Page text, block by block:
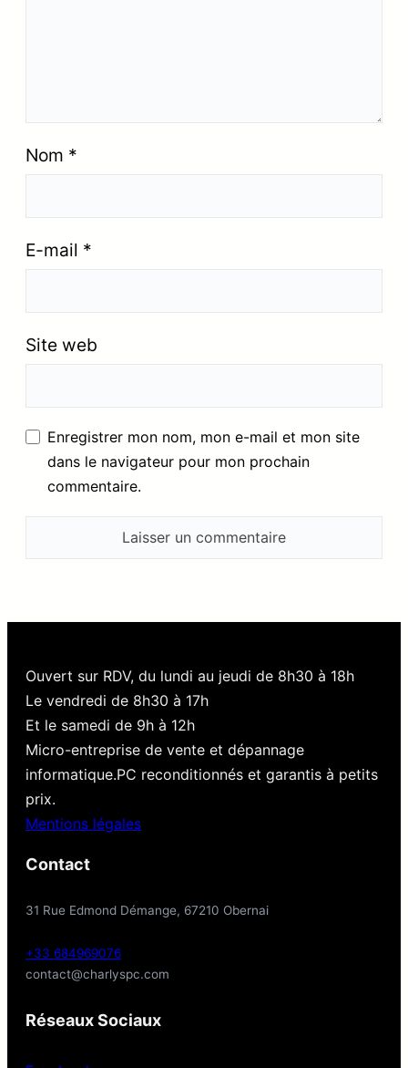
Nom *
E-mail *
Site web
Enregistrer mon nom, mon e-mail et mon site
dans le navigateur pour mon prochain
commentaire.
Ouvert sur RDV, du lundi au jeudi de 8h30 à 18h
Le vendredi de 8h30 à 17h
Et le samedi de 9h à 12h
Micro-entreprise de vente et dépannage
informatique.PC reconditionnés et garantis à petits
prix.
Mentions légales
Contact
31 Rue Edmond Démange, 67210 Obernai
+33 684969076
contact@charlyspc.com
Réseaux Sociaux